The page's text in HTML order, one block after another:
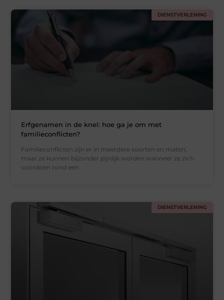
DIENSTVERLENING
Erfgenamen in de knel: hoe ga je om met
familieconflicten?
Familieconflicten zijn er in meerdere soorten en maten,
maar ze kunnen bijzonder pijnlijk worden wanneer ze zich
voordoen rond een
DIENSTVERLENING